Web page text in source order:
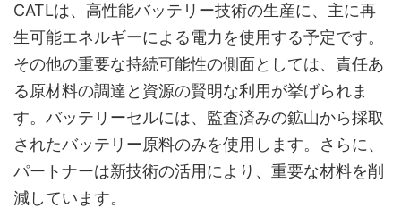
CATLは、高性能バッテリー技術の生産に、主に再
生可能エネルギーによる電力を使用する予定です。
その他の重要な持続可能性の側面としては、責任あ
る原材料の調達と資源の賢明な利用が挙げられま
す。バッテリーセルには、監査済みの鉱山から採取
されたバッテリー原料のみを使用します。さらに、
パートナーは新技術の活用により、重要な材料を削
減しています。